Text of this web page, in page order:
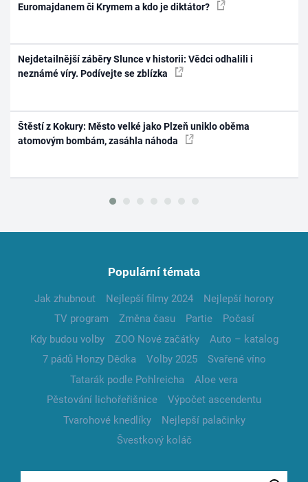
Euromajdanem či Krymem a kdo je diktátor?
Nejdetailnější záběry Slunce v historii: Vědci odhalili i
neznámé víry. Podívejte se zblízka
Štěstí z Kokury: Město velké jako Plzeň uniklo oběma
atomovým bombám, zasáhla náhoda
Populární témata
Jak zhubnout Nejlepší filmy 2024
Nejlepší horory
TV program
Změna času Partie
Počasí
Kdy budou volby
ZOO Nové začátky
Auto – katalog
7 pádů Honzy Dědka
Volby 2025
Svařené víno
Tatarák podle Pohlreicha
Aloe vera
Pěstování lichořeřišnice
Výpočet ascendentu
Tvarohové knedlíky
Nejlepší palačinky
Švestkový koláč